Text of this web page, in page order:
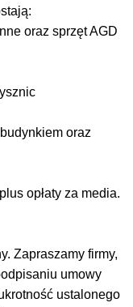
oraz sprzęt AGD
oraz
opłaty za media.
Zapraszamy firmy,
umowy
ustalonego